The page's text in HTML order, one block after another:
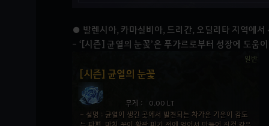
● 발렌시아, 카마실비아, 드리간, 오딜리타 지역에서
- ‘[시즌] 균열의 눈꽃’은 푸가르로부터 성장에 도움